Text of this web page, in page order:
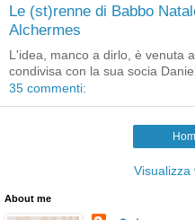
Le (st)renne di Babbo
Alchermes
L'idea, manco a dirlo, è venuta
condivisa con la sua socia
35 commenti:
Visualizza
About me